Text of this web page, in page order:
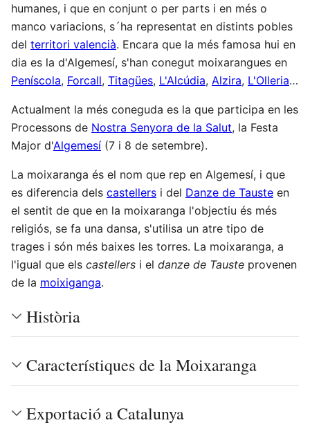
humanes, i que en conjunt o per parts i en més o
manco variacions, s´ha representat en distints pobles
del territori valencià. Encara que la més famosa hui en
dia es la d'Algemesí, s'han conegut moixarangues en
Peníscola, Forcall, Titagües, L'Alcúdia, Alzira, L'Olleria…
Actualment la més coneguda es la que participa en les
Processons de Nostra Senyora de la Salut, la Festa
Major d'Algemesí (7 i 8 de setembre).
La moixaranga és el nom que rep en Algemesí, i que
es diferencia dels castellers i del Danze de Tauste en
el sentit de que en la moixaranga l'objectiu és més
religiós, se fa una dansa, s'utilisa un atre tipo de
trages i són més baixes les torres. La moixaranga, a
l'igual que els castellers i el danze de Tauste provenen
de la moixiganga.
Història
Característiques de la Moixaranga
Exportació a Catalunya